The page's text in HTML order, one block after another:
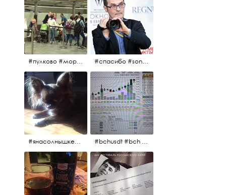
#пулково #море #песок #лето #морепесоксолнце #дваночи #спасибо #sony #nikon #oknofestivsl @alex_kurov #aplgallery
#янасолнышкележу #янасолнышкогляжу #чихуахуа #bchusdt #bch #usdt #sell #buy #exchange #markets #bitcoincash #cryptocurrency #pump